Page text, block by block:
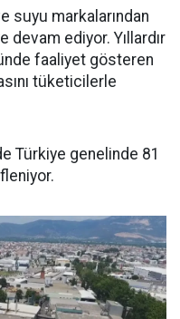
suyu markalarından
devam ediyor. Yıllardır
faaliyet gösteren
tüketicilerle
Türkiye genelinde 81